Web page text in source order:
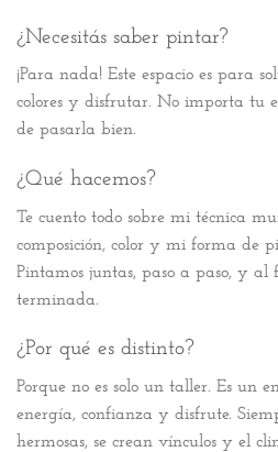
¿Necesitás saber pintar?
¡Para nada! Este espacio es para
colores y disfrutar. No importa tu
de pasarla bien.
¿Qué hacemos?
Te cuento todo sobre mi técnica
composición, color y mi forma de
Pintamos juntas, paso a paso, y
terminada.
¿Por qué es distinto?
Porque no es solo un taller. Es un
energía, confianza y disfrute.
hermosas, se crean vínculos y el